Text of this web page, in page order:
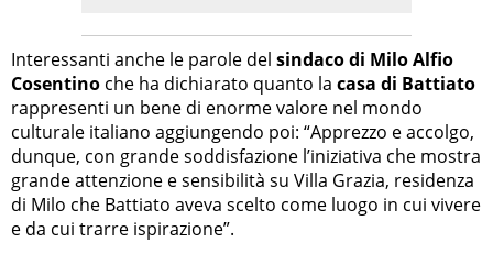
Interessanti anche le parole del sindaco di Milo Alfio
Cosentino che ha dichiarato quanto la casa di Battiato
rappresenti un bene di enorme valore nel mondo
culturale italiano aggiungendo poi: “Apprezzo e accolgo,
dunque, con grande soddisfazione l’iniziativa che mostra
grande attenzione e sensibilità su Villa Grazia, residenza
di Milo che Battiato aveva scelto come luogo in cui vivere
e da cui trarre ispirazione”.